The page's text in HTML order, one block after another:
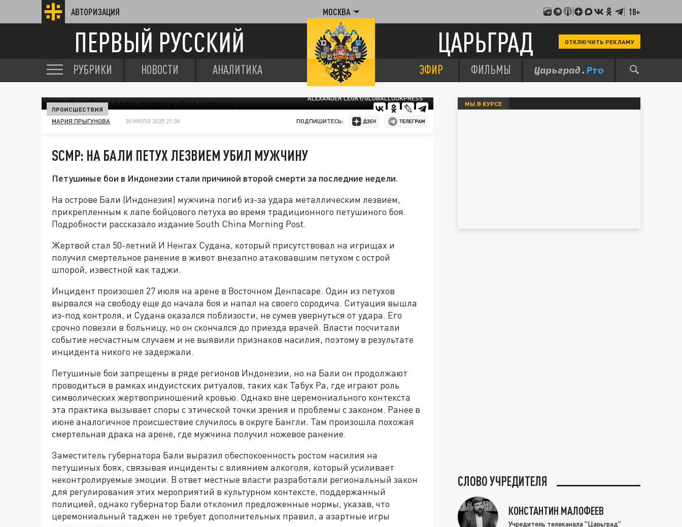
АВТОРИЗАЦИЯ МОСКВА 18+
ПЕРВЫЙ РУССКИЙ ЦАРЬГРАД ОТКЛЮЧИТЬ РЕКЛАМУ
РУБРИКИ НОВОСТИ АНАЛИТИКА ЭФИР ФИЛЬМЫ
ALEXANDER LEGKY/GLOBALLOOKPRESS
ПРОИСШЕСТВИЯ
МАРИЯ ПРЫГУНОВА 30 ИЮЛЯ 2025 21:38 ПОДПИШИТЕСЬ:
SCMP: НА БАЛИ ПЕТУХ ЛЕЗВИЕМ УБИЛ МУЖЧИНУ
Петушиные бои в Индонезии стали причиной второй смерти за последние недели.
На острове Бали (Индонезия) мужчина погиб из-за удара металлическим лезвием,
прикрепленным к лапе бойцового петуха во время традиционного петушиного боя.
Подробности рассказало издание South China Morning Post.
Жертвой стал 50-летний И Ненгах Судана, который присутствовал на игрищах и
получил смертельное ранение в живот внезапно атаковавшим петухом с острой
шпорой, известной как таджи.
Инцидент произошел 27 июля на арене в Восточном Денпасаре. Один из петухов
вырвался на свободу еще до начала боя и напал на своего сородича. Ситуация вышла
из-под контроля, и Судана оказался поблизости, не сумев увернуться от удара. Его
срочно повезли в больницу, но он скончался до приезда врачей. Власти посчитали
событие несчастным случаем и не выявили признаков насилия, поэтому в результате
инцидента никого не задержали.
Петушиные бои запрещены в ряде регионов Индонезии, но на Бали он продолжают
проводиться в рамках индуистских ритуалов, таких как Табух Ра, где играют роль
символических жертвоприношений кровью. Однако вне церемониального контекста
эта практика вызывает споры с этической точки зрения и проблемы с законом. Ранее в
июне аналогичное происшествие случилось в округе Бангли. Там произошла похожая
смертельная драка на арене, где мужчина получил ножевое ранение.
Заместитель губернатора Бали выразил обеспокоенность ростом насилия на
петушиных боях, связывая инциденты с влиянием алкоголя, который усиливает
неконтролируемые эмоции. В ответ местные власти разработали региональный закон
для регулирования этих мероприятий в культурном контексте, поддержанный
полицией, однако губернатор Бали отклонил предложенные нормы, указав, что
церемониальный таджен не требует дополнительных правил, а азартные игры
МЫ В КУРСЕ
СЛОВО УЧРЕДИТЕЛЯ
КОНСТАНТИН МАЛОФЕЕВ
Учредитель телеканала "Царьград"